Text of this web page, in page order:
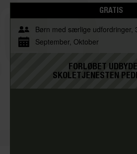
GRATIS
Børn med særlige udfordringer
September Oktober
FORLØBET
SKOLETJENESTEN